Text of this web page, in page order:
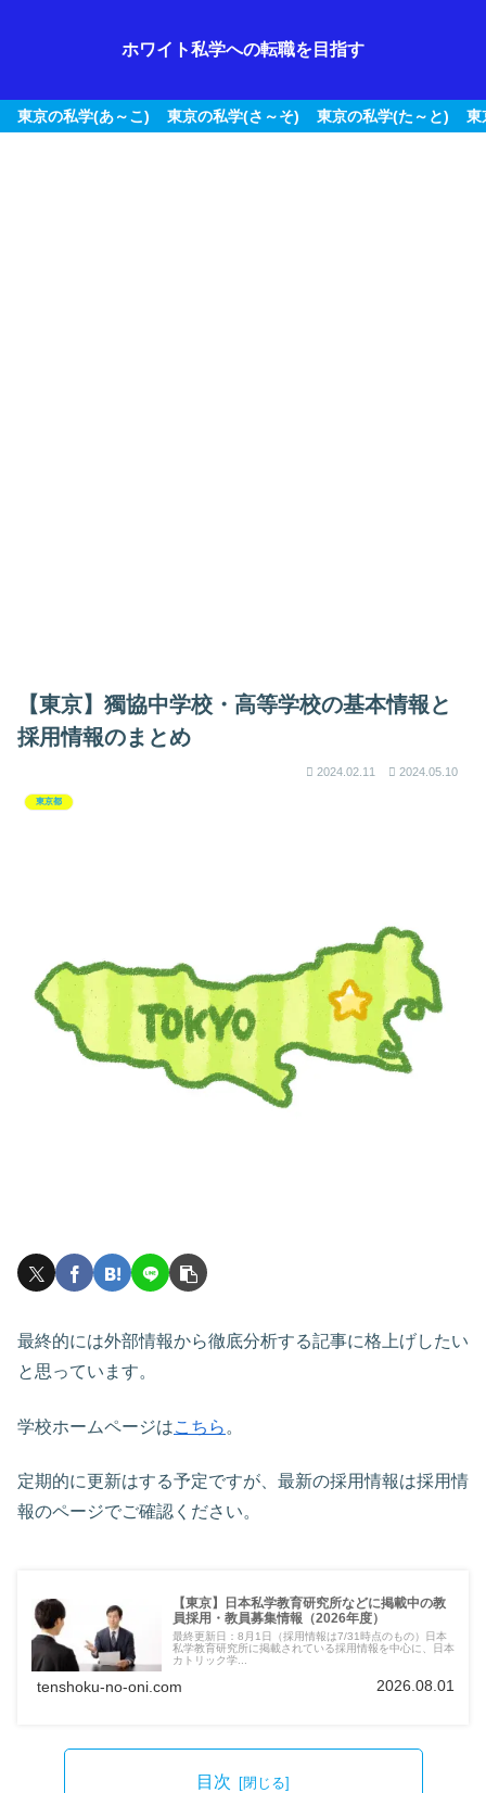
ホワイト私学への転職を目指す
東京の私学(あ～こ) 東京の私学(さ～そ) 東京の私学(た～と) 東
【東京】獨協中学校・高等学校の基本情報と
採用情報のまとめ
2024.02.11 2024.05.10
東京都
最終的には外部情報から徹底分析する記事に格上げしたい
と思っています。
学校ホームページはこちら 。
定期的に更新はする予定ですが、最新の採用情報は採用情
報のページでご確認ください。
【東京】日本私学教育研究所などに掲載中の教
員採用・教員募集情報（2026年度）
最終更新日：8月1日（採用情報は7/31時点のもの）日本
私学教育研究所に掲載されている採用情報を中心に、日本
カトリック学...
tenshoku-no-oni.com 2026.08.01
目次